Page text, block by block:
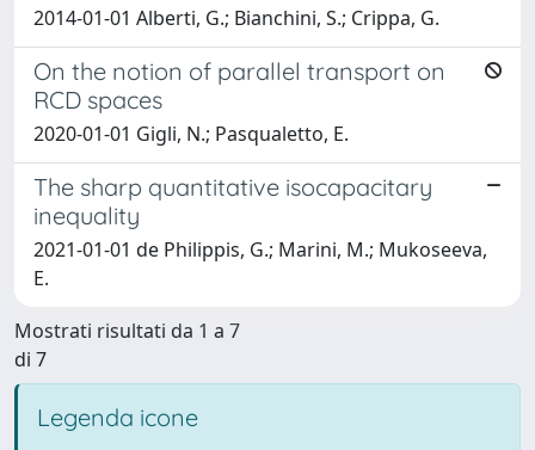
2014-01-01 Alberti, G.; Bianchini, S.; Crippa, G.
On the notion of parallel transport on
RCD spaces
2020-01-01 Gigli, N.; Pasqualetto, E.
The sharp quantitative isocapacitary
inequality
2021-01-01 de Philippis, G.; Marini, M.; Mukoseeva,
E.
Mostrati risultati da 1 a 7
di 7
Legenda icone